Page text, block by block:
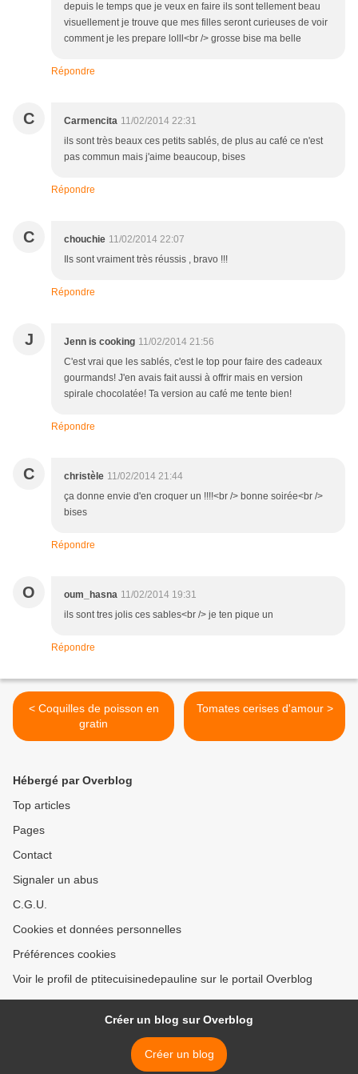
depuis le temps que je veux en faire ils sont tellement beau
visuellement je trouve que mes filles seront curieuses de voir
comment je les prepare lolll<br /> grosse bise ma belle
Répondre
C Carmencita 11/02/2014 22:31
ils sont très beaux ces petits sablés, de plus au café ce n'est
pas commun mais j'aime beaucoup, bises
Répondre
C chouchie 11/02/2014 22:07
Ils sont vraiment très réussis , bravo !!!
Répondre
J Jenn is cooking 11/02/2014 21:56
C'est vrai que les sablés, c'est le top pour faire des cadeaux
gourmands! J'en avais fait aussi à offrir mais en version
spirale chocolatée! Ta version au café me tente bien!
Répondre
C christèle 11/02/2014 21:44
ça donne envie d'en croquer un !!!!<br /> bonne soirée<br />
bises
Répondre
O oum_hasna 11/02/2014 19:31
ils sont tres jolis ces sables<br /> je ten pique un
Répondre
< Coquilles de poisson en
gratin
Tomates cerises d'amour >
Hébergé par Overblog
Top articles
Pages
Contact
Signaler un abus
C.G.U.
Cookies et données personnelles
Préférences cookies
Voir le profil de ptitecuisinedepauline sur le portail Overblog
Créer un blog sur Overblog
Créer un blog